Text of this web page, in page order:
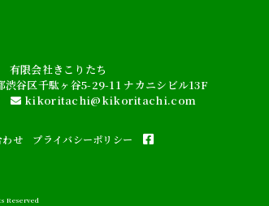
限会社きこりたち
渋谷区千駄ヶ谷5-29-11 ナカニシビル13F
kikoritachi@kikoritachi.com
わせ プライバシーポリシー
Reserved